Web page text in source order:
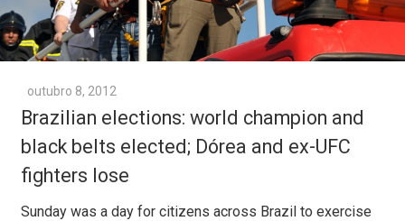
outubro 8, 2012
Brazilian elections: world champion and
black belts elected; Dórea and ex-UFC
fighters lose
Sunday was a day for citizens across Brazil to exercise